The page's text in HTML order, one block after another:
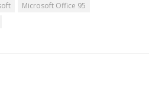
Microsoft Office 95